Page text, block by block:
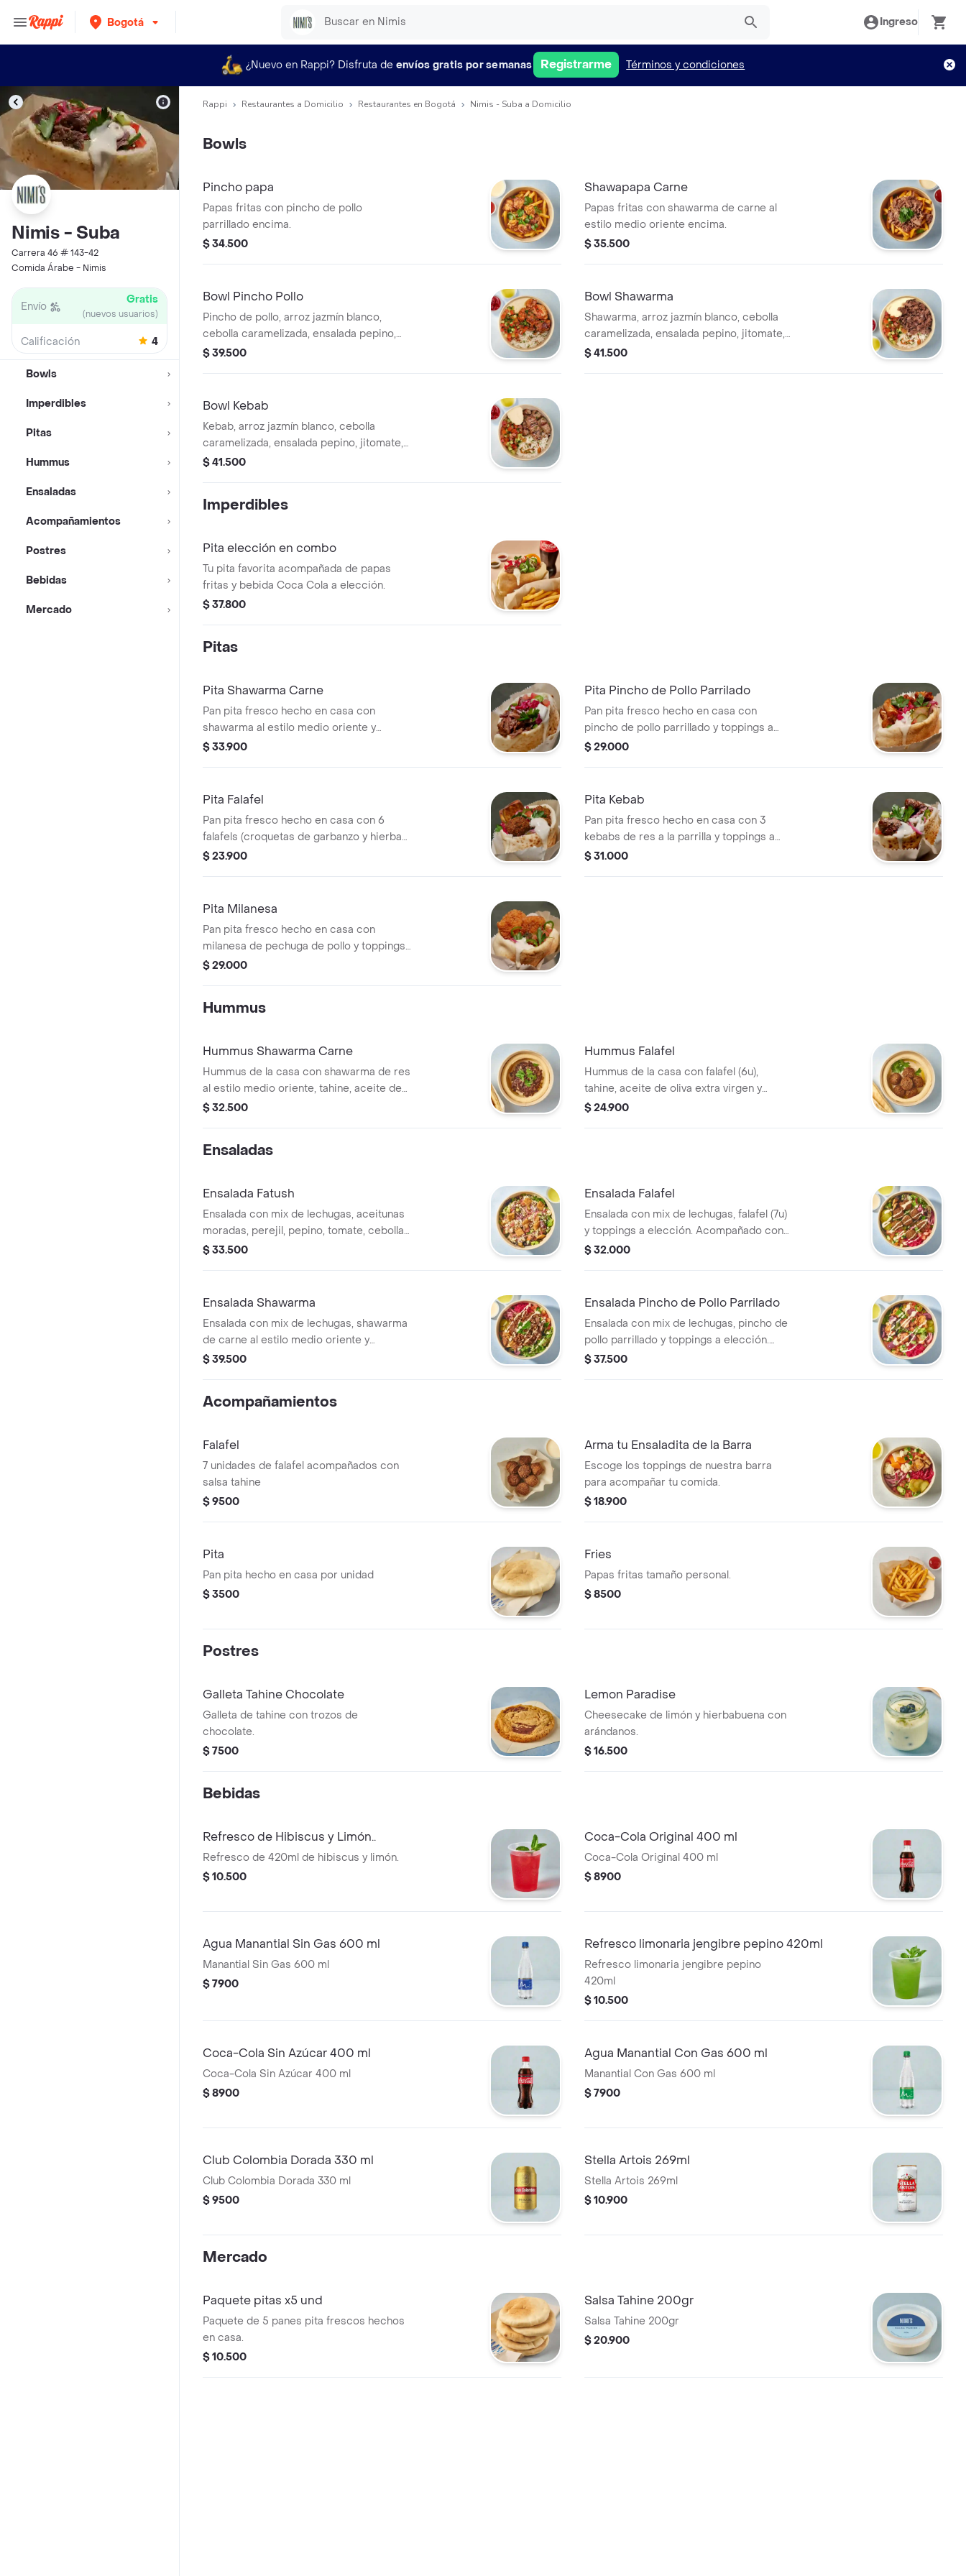
Bogotá Ingreso
¿Nuevo en Rappi? Disfruta de envíos gratis por semanas Registrarme Términos y condiciones
Nimis - Suba
Carrera 46 # 143-42
Comida Árabe - Nimis
Envío Gratis
(nuevos usuarios)
Calificación 4
Bowls
Imperdibles
Pitas
Hummus
Ensaladas
Acompañamientos
Postres
Bebidas
Mercado
Rappi Restaurantes a Domicilio Restaurantes en Bogotá Nimis - Suba a Domicilio
Bowls
Pincho papa
Papas fritas con pincho de pollo
parrillado encima.
$ 34.500
Shawapapa Carne
Papas fritas con shawarma de carne al
estilo medio oriente encima.
$ 35.500
Bowl Pincho Pollo
Pincho de pollo, arroz jazmín blanco,
cebolla caramelizada, ensalada pepino,
jitomate, cebolla y hierbas, hummus,
$ 39.500
Bowl Shawarma
Shawarma, arroz jazmín blanco, cebolla
caramelizada, ensalada pepino, jitomate,
cebolla y hierbas, hummus, tahine y
$ 41.500
Bowl Kebab
Kebab, arroz jazmín blanco, cebolla
caramelizada, ensalada pepino, jitomate,
cebolla y hierbas, hummus, tahine y
$ 41.500
Imperdibles
Pita elección en combo
Tu pita favorita acompañada de papas
fritas y bebida Coca Cola a elección.
$ 37.800
Pitas
Pita Shawarma Carne
Pan pita fresco hecho en casa con
shawarma al estilo medio oriente y
toppings a elección.
$ 33.900
Pita Pincho de Pollo Parrilado
Pan pita fresco hecho en casa con
pincho de pollo parrillado y toppings a
elección.
$ 29.000
Pita Falafel
Pan pita fresco hecho en casa con 6
falafels (croquetas de garbanzo y hierbas)
y toppings a elección.
$ 23.900
Pita Kebab
Pan pita fresco hecho en casa con 3
kebabs de res a la parrilla y toppings a
elección.
$ 31.000
Pita Milanesa
Pan pita fresco hecho en casa con
milanesa de pechuga de pollo y toppings
a elección.
$ 29.000
Hummus
Hummus Shawarma Carne
Hummus de la casa con shawarma de res
al estilo medio oriente, tahine, aceite de
oliva extra virgen y perejil, acompañado
$ 32.500
Hummus Falafel
Hummus de la casa con falafel (6u),
tahine, aceite de oliva extra virgen y
perejil, acompañado de nuestro pan pita.
$ 24.900
Ensaladas
Ensalada Fatush
Ensalada con mix de lechugas, aceitunas
moradas, perejil, pepino, tomate, cebolla
sumac, queso feta, pita chips con zaatar y
$ 33.500
Ensalada Falafel
Ensalada con mix de lechugas, falafel (7u)
y toppings a elección. Acompañado con
salsa tahine y vinagreta cítrica aparte.
$ 32.000
Ensalada Shawarma
Ensalada con mix de lechugas, shawarma
de carne al estilo medio oriente y
toppings a elección. Acompañado con
$ 39.500
Ensalada Pincho de Pollo Parrilado
Ensalada con mix de lechugas, pincho de
pollo parrillado y toppings a elección.
Acompañado con salsa tahine y vinagreta
$ 37.500
Acompañamientos
Falafel
7 unidades de falafel acompañados con
salsa tahine
$ 9500
Arma tu Ensaladita de la Barra
Escoge los toppings de nuestra barra
para acompañar tu comida.
$ 18.900
Pita
Pan pita hecho en casa por unidad
$ 3500
Fries
Papas fritas tamaño personal.
$ 8500
Postres
Galleta Tahine Chocolate
Galleta de tahine con trozos de
chocolate.
$ 7500
Lemon Paradise
Cheesecake de limón y hierbabuena con
arándanos.
$ 16.500
Bebidas
Refresco de Hibiscus y Limón..
Refresco de 420ml de hibiscus y limón.
$ 10.500
Coca-Cola Original 400 ml
Coca-Cola Original 400 ml
$ 8900
Agua Manantial Sin Gas 600 ml
Manantial Sin Gas 600 ml
$ 7900
Refresco limonaria jengibre pepino 420ml
Refresco limonaria jengibre pepino
420ml
$ 10.500
Coca-Cola Sin Azúcar 400 ml
Coca-Cola Sin Azúcar 400 ml
$ 8900
Agua Manantial Con Gas 600 ml
Manantial Con Gas 600 ml
$ 7900
Club Colombia Dorada 330 ml
Club Colombia Dorada 330 ml
$ 9500
Stella Artois 269ml
Stella Artois 269ml
$ 10.900
Mercado
Paquete pitas x5 und
Paquete de 5 panes pita frescos hechos
en casa.
$ 10.500
Salsa Tahine 200gr
Salsa Tahine 200gr
$ 20.900